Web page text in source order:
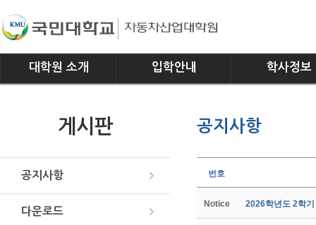
대학원 소개 입학안내 학사정보
교과과정
게시판
공지사항
다운로드
공지사항
번호
Notice 2026학년도 2학